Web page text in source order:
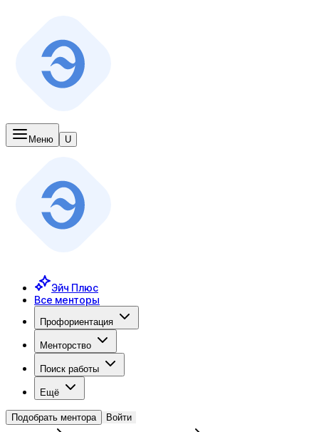
Меню U
Эйч Плюс
Все менторы
Профориентация
Менторство
Поиск работы
Ещё
Подобрать ментора Войти